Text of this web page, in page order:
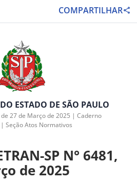
COMPARTILHAR
ESTADO DE SÃO PAULO
de 27 de Março de 2025 | Caderno
Seção Atos Normativos
SP N° 6481,
de 2025